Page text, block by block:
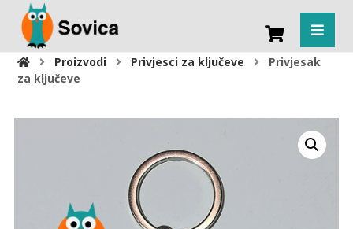
Proizvodi Privjesci za ključeve
Privjesak
za ključeve